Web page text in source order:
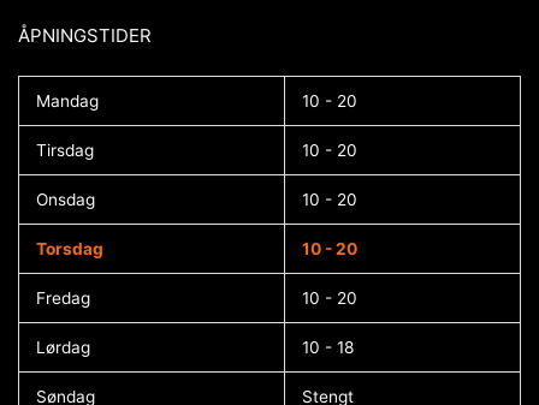
ÅPNINGSTIDER​
Mandag 10 - 20
Tirsdag 10 - 20
Onsdag 10 - 20
Torsdag 10 - 20
Fredag 10 - 20
Lørdag 10 - 18
Søndag Stengt